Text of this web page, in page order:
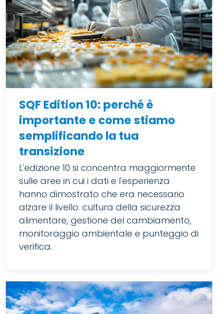
SQF Edition 10: perché è
importante e come stiamo
semplificando la tua
transizione
L'edizione 10 si concentra maggiormente
sulle aree in cui i dati e l'esperienza
hanno dimostrato che era necessario
alzare il livello: cultura della sicurezza
alimentare, gestione del cambiamento,
monitoraggio ambientale e punteggio di
verifica.